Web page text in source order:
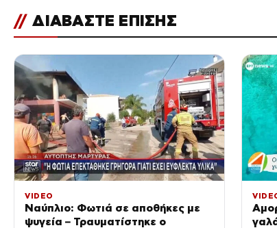
// ΔΙΑΒΑΣΤΕ ΕΠΙΣΗΣ
VIDEO
Ναύπλιο: Φωτιά σε αποθήκες με
ψυγεία – Τραυματίστηκε ο